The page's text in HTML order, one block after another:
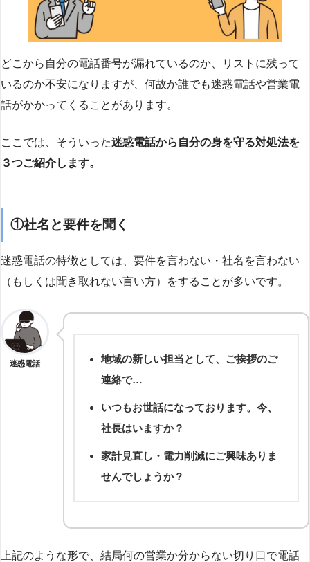
どこから自分の電話番号が漏れているのか、リストに残って
いるのか不安になりますが、何故か誰でも迷惑電話や営業電
話がかかってくることがあります。
ここでは、そういった迷惑電話から自分の身を守る対処法を
３つご紹介します。
①社名と要件を聞く
迷惑電話の特徴としては、要件を言わない・社名を言わない
（もしくは聞き取れない言い方）をすることが多いです。
迷惑電話
地域の新しい担当として、ご挨拶のご
連絡で…
いつもお世話になっております。今、
社長はいますか？
家計見直し・電力削減にご興味ありま
せんでしょうか？
上記のような形で、結局何の営業か分からない切り口で電話